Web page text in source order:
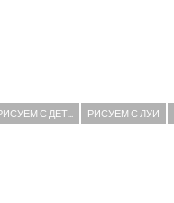
С ДЕТ... РИСУЕМ С ЛУИ